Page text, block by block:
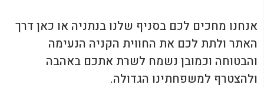
אנחנו מחכים לכם בסניף שלנו בנתניה או כאן דרך
האתר ולתת לכם את החווית הקניה הנעימה
והבטוחה וכמובן נשמח לשרת אתכם באהבה
ולהצטרף למשפחתינו הגדולה.